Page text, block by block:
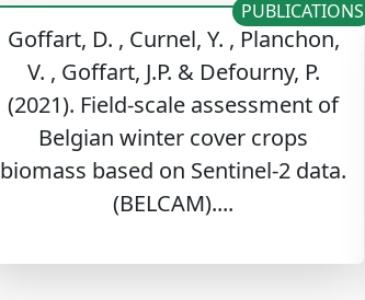
Goffart, D. , Curnel, Y. , Planchon,
V. , Goffart, J.P. & Defourny, P.
(2021). Field-scale assessment of
Belgian winter cover crops
biomass based on Sentinel-2 data.
(BELCAM)....
PUBLICATIONS